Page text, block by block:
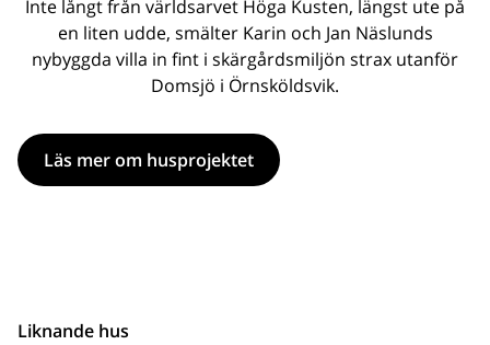
Inte långt från världsarvet Höga Kusten, längst ute på
en liten udde, smälter Karin och Jan Näslunds
nybyggda villa in fint i skärgårdsmiljön strax utanför
Domsjö i Örnsköldsvik.
Läs mer om husprojektet
Liknande hus